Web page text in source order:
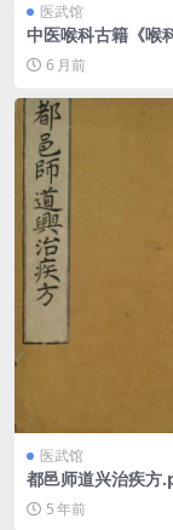
医武馆
中医喉科古籍《喉
全》张宗良
6 月前
医武馆
都邑师道兴治疾方
5 年前